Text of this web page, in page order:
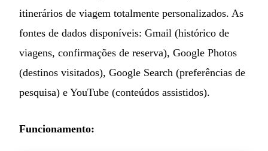
itinerários de viagem totalmente personalizados. As
fontes de dados disponíveis: Gmail (histórico de
viagens, confirmações de reserva), Google Photos
(destinos visitados), Google Search (preferências de
pesquisa) e YouTube (conteúdos assistidos).
Funcionamento: